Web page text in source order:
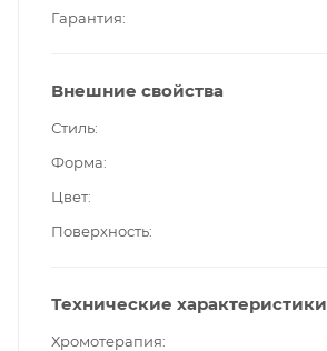
Гарантия
Внешние свойства
Стиль
Форма
Цвет
Поверхность
Технические характеристики
Хромотерапия